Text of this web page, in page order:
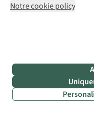
alimentaires
Voyager vers une
Vous pouvez vous faire
Notre cookie policy